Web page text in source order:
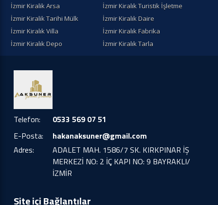
İzmir Kiralik Arsa
İzmir Kiralık Turistik İşletme
İzmir Kiralik Tarihi Mülk
İzmir Kiralık Daire
İzmir Kiralık Villa
İzmir Kiralık Fabrika
İzmir Kiralık Depo
İzmir Kiralık Tarla
Telefon:
0533 569 07 51
E-Posta:
hakanaksuner@gmail.com
Adres:
ADALET MAH. 1586/7 SK. KIRKPINAR İŞ
MERKEZİ NO: 2 İÇ KAPI NO: 9 BAYRAKLI/
İZMİR
Site içi Bağlantılar